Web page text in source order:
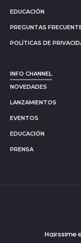
EDUCACIÓN
PREGUNTAS
POLÍTICAS DE
INFO CHANNEL
NOVEDADES
LANZAMIENTOS
EVENTOS
EDUCACIÓN
PRENSA
Hairssime